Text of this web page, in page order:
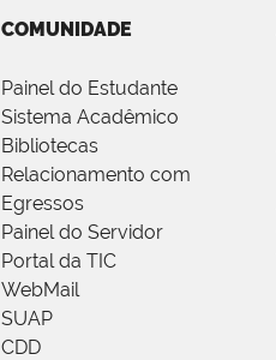
COMUNIDADE
Painel do Estudante
Sistema Acadêmico
Bibliotecas
Relacionamento com
Egressos
Painel do Servidor
Portal da TIC
WebMail
SUAP
CDD